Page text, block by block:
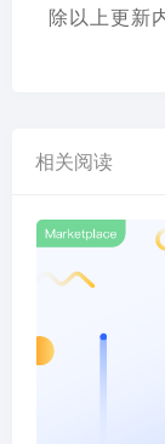
除以上更新
相关阅读